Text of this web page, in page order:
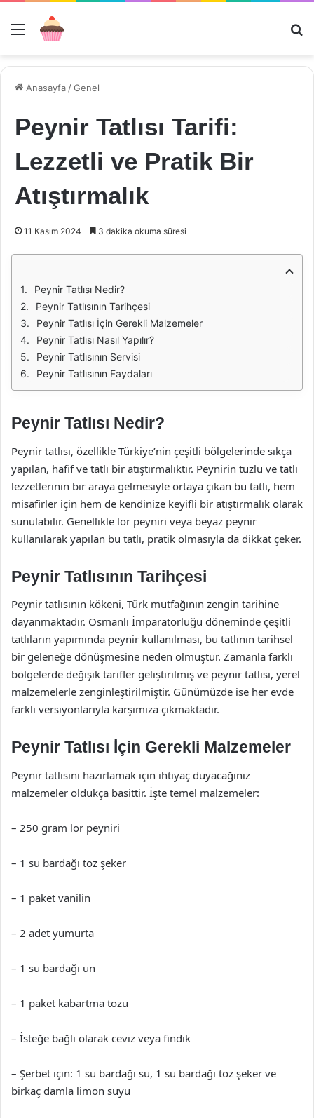
Menü
Anasayfa /Genel
Peynir Tatlısı Tarifi:
Lezzetli ve Pratik Bir
Atıştırmalık
11 Kasım 2024 3 dakika okuma süresi
Peynir Tatlısı Nedir?
Peynir Tatlısının Tarihçesi
Peynir Tatlısı İçin Gerekli Malzemeler
Peynir Tatlısı Nasıl Yapılır?
Peynir Tatlısının Servisi
Peynir Tatlısının Faydaları
Peynir Tatlısı Nedir?
Peynir tatlısı, özellikle Türkiye’nin çeşitli bölgelerinde sıkça
yapılan, hafif ve tatlı bir atıştırmalıktır. Peynirin tuzlu ve tatlı
lezzetlerinin bir araya gelmesiyle ortaya çıkan bu tatlı, hem
misafirler için hem de kendinize keyifli bir atıştırmalık olarak
sunulabilir. Genellikle lor peyniri veya beyaz peynir
kullanılarak yapılan bu tatlı, pratik olmasıyla da dikkat çeker.
Peynir Tatlısının Tarihçesi
Peynir tatlısının kökeni, Türk mutfağının zengin tarihine
dayanmaktadır. Osmanlı İmparatorluğu döneminde çeşitli
tatlıların yapımında peynir kullanılması, bu tatlının tarihsel
bir geleneğe dönüşmesine neden olmuştur. Zamanla farklı
bölgelerde değişik tarifler geliştirilmiş ve peynir tatlısı, yerel
malzemelerle zenginleştirilmiştir. Günümüzde ise her evde
farklı versiyonlarıyla karşımıza çıkmaktadır.
Peynir Tatlısı İçin Gerekli Malzemeler
Peynir tatlısını hazırlamak için ihtiyaç duyacağınız
malzemeler oldukça basittir. İşte temel malzemeler:
– 250 gram lor peyniri
– 1 su bardağı toz şeker
– 1 paket vanilin
– 2 adet yumurta
– 1 su bardağı un
– 1 paket kabartma tozu
– İsteğe bağlı olarak ceviz veya fındık
– Şerbet için: 1 su bardağı su, 1 su bardağı toz şeker ve
birkaç damla limon suyu